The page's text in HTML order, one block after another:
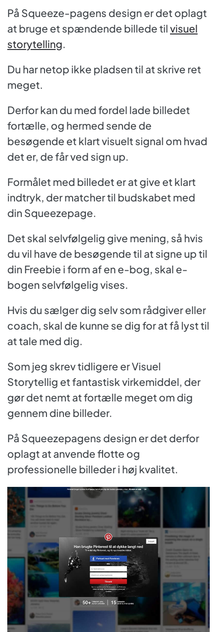
På Squeeze-pagens design er det oplagt
at bruge et spændende billede tilvisuel
storytelling.
Du har netop ikke pladsen til at skrive ret
meget.
Derfor kan du med fordel lade billedet
fortælle, og hermed sende de
besøgende et klart visuelt signal om hvad
det er, de får ved sign up.
Formålet med billedet er at give et klart
indtryk, der matcher til budskabet med
din Squeezepage.
Det skal selvfølgelig give mening, så hvis
du vil have de besøgende til at signe up til
din Freebie i form af en e-bog, skal e-
bogen selvfølgelig vises.
Hvis du sælger dig selv som rådgiver eller
coach, skal de kunne se dig for at få lyst til
at tale med dig.
Som jeg skrev tidligere er Visuel
Storytellig et fantastisk virkemiddel, der
gør det nemt at fortælle meget om dig
gennem dine billeder.
På Squeezepagens design er det derfor
oplagt at anvende flotte og
professionelle billeder i høj kvalitet.